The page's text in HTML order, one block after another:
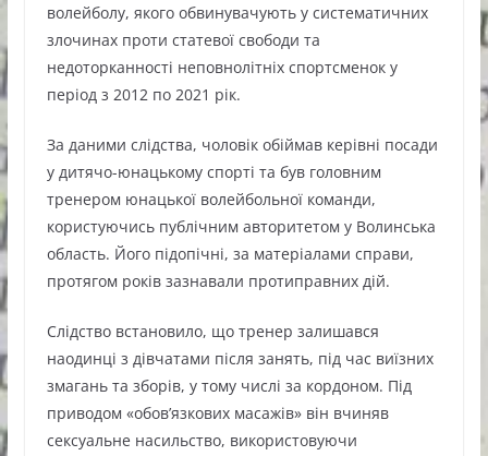
волейболу, якого обвинувачують у систематичних
злочинах проти статевої свободи та
недоторканності неповнолітніх спортсменок у
період з 2012 по 2021 рік.
За даними слідства, чоловік обіймав керівні посади
у дитячо-юнацькому спорті та був головним
тренером юнацької волейбольної команди,
користуючись публічним авторитетом у Волинська
область. Його підопічні, за матеріалами справи,
протягом років зазнавали протиправних дій.
Слідство встановило, що тренер залишався
наодинці з дівчатами після занять, під час виїзних
змагань та зборів, у тому числі за кордоном. Під
приводом «обов’язкових масажів» він вчиняв
сексуальне насильство, використовуючи